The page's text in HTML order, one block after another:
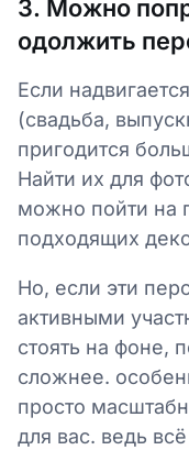
3. Можно
одолжить
Если
(свадьба,
пригодится
Найти их для
можно пойти на
подходящих
Но, если эти
активными
стоять на фоне,
сложнее.
просто
для вас. ведь